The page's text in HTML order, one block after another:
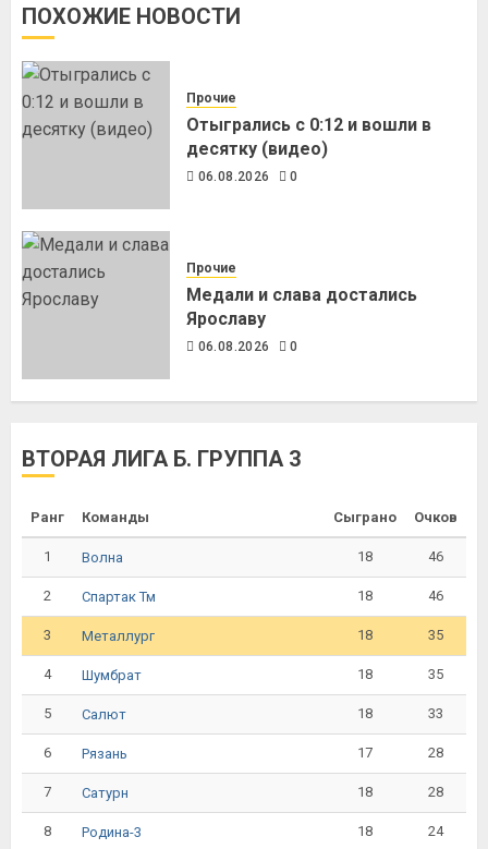
ПОХОЖИЕ НОВОСТИ
Прочие
Отыгрались с 0:12 и вошли в
десятку (видео)
06.08.2026 0
Прочие
Медали и слава достались
Ярославу
06.08.2026 0
ВТОРАЯ ЛИГА Б. ГРУППА 3
Ранг Команды Сыграно Очков
1 Волна 18 46
2 Спартак Тм 18 46
3 Металлург 18 35
4 Шумбрат 18 35
5 Салют 18 33
6 Рязань 17 28
7 Сатурн 18 28
8 Родина-3 18 24